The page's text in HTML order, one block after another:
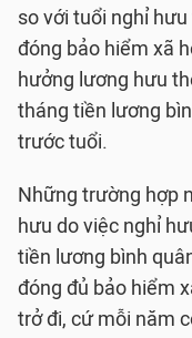
so với tuổi nghỉ
đóng bảo hiểm xã
hưởng lương hưu
tháng tiền lương
trước tuổi.
Những trường hợp
hưu do việc nghỉ
tiền lương bình
đóng đủ bảo hiểm
trở đi, cứ mỗi năm